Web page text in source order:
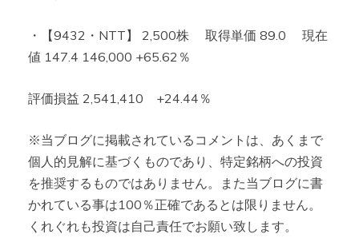
・【9432・NTT】 2,500株 取得単価 89.0 現在
値 147.4 146,000 +65.62％
評価損益 2,541,410 +24.44％
※当ブログに掲載されているコメントは、あくまで
個人的見解に基づくものであり、特定銘柄への投資
を推奨するものではありません。また当ブログに書
かれている事は100％正確であるとは限りません。
くれぐれも投資は自己責任でお願い致します。